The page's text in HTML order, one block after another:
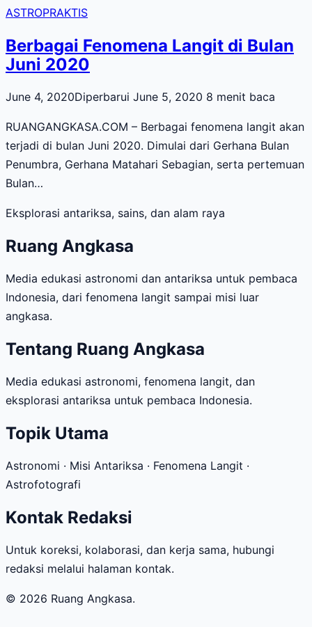
ASTROPRAKTIS
Berbagai Fenomena Langit di Bulan
Juni 2020
June 4, 2020Diperbarui June 5, 2020 8 menit baca
RUANGANGKASA.COM – Berbagai fenomena langit akan
terjadi di bulan Juni 2020. Dimulai dari Gerhana Bulan
Penumbra, Gerhana Matahari Sebagian, serta pertemuan
Bulan…
Eksplorasi antariksa, sains, dan alam raya
Ruang Angkasa
Media edukasi astronomi dan antariksa untuk pembaca
Indonesia, dari fenomena langit sampai misi luar
angkasa.
Tentang Ruang Angkasa
Media edukasi astronomi, fenomena langit, dan
eksplorasi antariksa untuk pembaca Indonesia.
Topik Utama
Astronomi · Misi Antariksa · Fenomena Langit ·
Astrofotografi
Kontak Redaksi
Untuk koreksi, kolaborasi, dan kerja sama, hubungi
redaksi melalui halaman kontak.
© 2026 Ruang Angkasa.